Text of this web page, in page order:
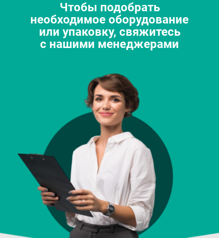
Чтобы подобрать
необходимое оборудование
или упаковку, свяжитесь
с нашими менеджерами